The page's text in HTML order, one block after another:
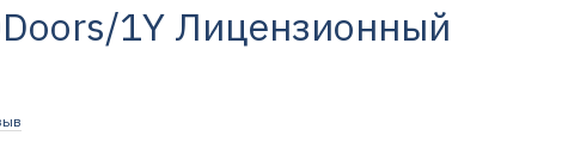
1Y Лицензионный